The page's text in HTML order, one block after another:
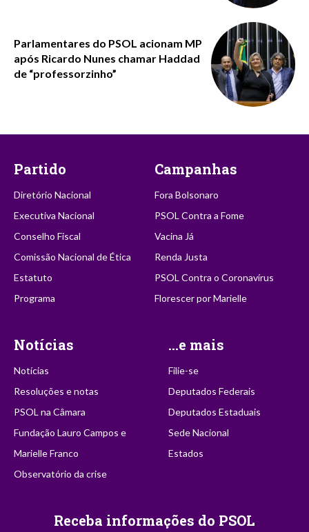
Parlamentares do PSOL acionam MP
após Ricardo Nunes chamar Haddad
de “professorzinho”
Partido
Diretório Nacional
Executiva Nacional
Conselho Fiscal
Comissão Nacional de Ética
Estatuto
Programa
Campanhas
Fora Bolsonaro
PSOL Contra a Fome
Vacina Já
Renda Justa
PSOL Contra o Coronavírus
Florescer por Marielle
Notícias
Notícias
Resoluções e notas
PSOL na Câmara
Fundação Lauro Campos e
Marielle Franco
Observatório da crise
...e mais
Filie-se
Deputados Federais
Deputados Estaduais
Sede Nacional
Estados
Receba informações do PSOL